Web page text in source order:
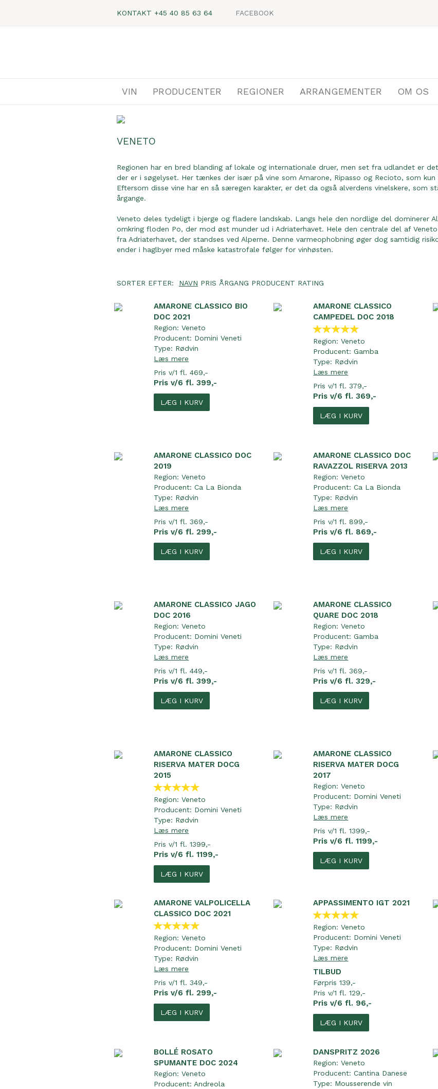
KONTAKT +45 40 85 63 64 FACEBOOK
VIN PRODUCENTER REGIONER ARRANGEMENTER OM OS
VENETO
Regionen har en bred blanding af lokale og internationale druer, men set fra udlandet er
der er i søgelyset. Her tænkes der især på vine som Amarone, Ripasso og Recioto, som
Eftersom disse vine har en så særegen karakter, er det da også alverdens vinelskere, som
årgange.
Veneto deles tydeligt i bjerge og fladere landskab. Langs hele den nordlige del dominerer
omkring floden Po, der mod øst munder ud i Adriaterhavet. Hele den centrale del af
fra Adriaterhavet, der standses ved Alperne. Denne varmeophobning øger dog samtidig
ender i haglbyer med måske katastrofale følger for vinhøsten.
SORTER EFTER: NAVN PRIS ÅRGANG PRODUCENT RATING
AMARONE CLASSICO BIO
DOC 2021
Region:Veneto
Producent: Domini Veneti
Type: Rødvin
Læs mere
Pris v/1 fl. 469,-
Pris v/6 fl. 399,-
LÆG I KURV
AMARONE CLASSICO
CAMPEDEL DOC 2018
Region:Veneto
Producent:Gamba
Type: Rødvin
Læs mere
Pris v/1 fl. 379,-
Pris v/6 fl. 369,-
LÆG I KURV
AMARONE CLASSICO DOC
2019
Region:Veneto
Producent:Ca La Bionda
Type: Rødvin
Læs mere
Pris v/1 fl. 369,-
Pris v/6 fl. 299,-
LÆG I KURV
AMARONE CLASSICO DOC
RAVAZZOL RISERVA 2013
Region:Veneto
Producent:Ca La Bionda
Type: Rødvin
Læs mere
Pris v/1 fl. 899,-
Pris v/6 fl. 869,-
LÆG I KURV
AMARONE CLASSICO JAGO
DOC 2016
Region:Veneto
Producent: Domini Veneti
Type: Rødvin
Læs mere
Pris v/1 fl. 449,-
Pris v/6 fl. 399,-
LÆG I KURV
AMARONE CLASSICO
QUARE DOC 2018
Region:Veneto
Producent:Gamba
Type: Rødvin
Læs mere
Pris v/1 fl. 369,-
Pris v/6 fl. 329,-
LÆG I KURV
AMARONE CLASSICO
RISERVA MATER DOCG
2015
Region:Veneto
Producent: Domini Veneti
Type: Rødvin
Læs mere
Pris v/1 fl. 1399,-
Pris v/6 fl. 1199,-
LÆG I KURV
AMARONE CLASSICO
RISERVA MATER DOCG
2017
Region:Veneto
Producent: Domini Veneti
Type: Rødvin
Læs mere
Pris v/1 fl. 1399,-
Pris v/6 fl. 1199,-
LÆG I KURV
AMARONE VALPOLICELLA
CLASSICO DOC 2021
Region:Veneto
Producent: Domini Veneti
Type: Rødvin
Læs mere
Pris v/1 fl. 349,-
Pris v/6 fl. 299,-
LÆG I KURV
APPASSIMENTO IGT 2021
Region:Veneto
Producent: Domini Veneti
Type: Rødvin
Læs mere
TILBUD
Førpris 139,-
Pris v/1 fl. 129,-
Pris v/6 fl. 96,-
LÆG I KURV
BOLLÉ ROSATO
SPUMANTE DOC 2024
Region:Veneto
Producent: Andreola
DANSPRITZ 2026
Region:Veneto
Producent:Cantina Danese
Type: Mousserende vin